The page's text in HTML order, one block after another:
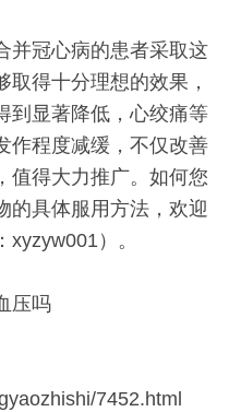
冠心病的患者采取这
得十分理想的效果，
到显著降低，心绞痛等
作程度减缓，不仅改善
值得大力推广。如何您
的具体服用方法，欢迎
）。
压吗
7452.html